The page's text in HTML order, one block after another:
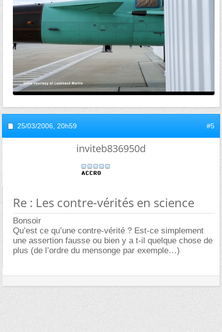
25/03/2006, 20h59 #5
inviteb836950d
Re : Les contre-vérités en science
Bonsoir
Qu’est ce qu’une contre-vérité ? Est-ce simplement
une assertion fausse ou bien y a t-il quelque chose de
plus (de l’ordre du mensonge par exemple…)